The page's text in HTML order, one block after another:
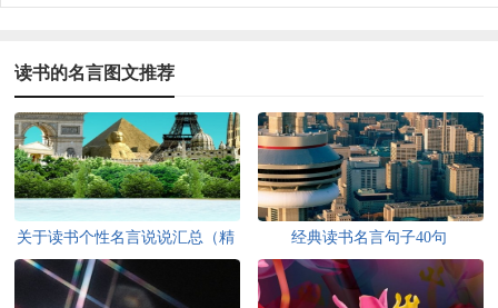
读书的名言图文推荐
关于读书个性名言说说汇总（精
选100句）
经典读书名言句子40句